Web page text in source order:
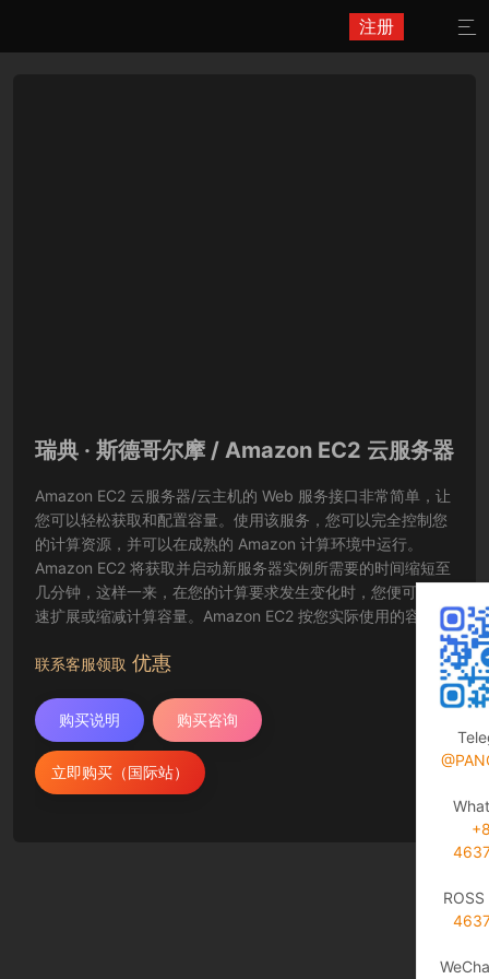
注册 
瑞典 · 斯德哥尔摩 / Amazon EC2 云服务器
Amazon EC2 云服务器/云主机的 Web 服务接口非常简单，让
您可以轻松获取和配置容量。使用该服务，您可以完全控制您
的计算资源，并可以在成熟的 Amazon 计算环境中运行。
Amazon EC2 将获取并启动新服务器实例所需要的时间缩短至
几分钟，这样一来，在您的计算要求发生变化时，您便可以快
速扩展或缩减计算容量。Amazon EC2 按您实际使用的容量收
费，改变了计算的成本结算方式。Amazon EC2 云服务器还为
开发人员提供了创建故障恢复应用程序以及排除常见故障情况
联系客服领取 优惠
购买说明 购买咨询
立即购买（国际站）